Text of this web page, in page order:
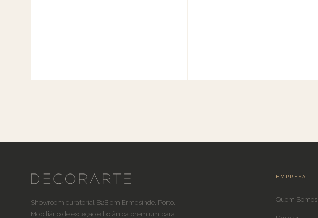
Showroom curatorial B2B em Ermesinde, Porto.
Mobiliário de exceção e botânica premium para
EMPRESA
Quem Somos